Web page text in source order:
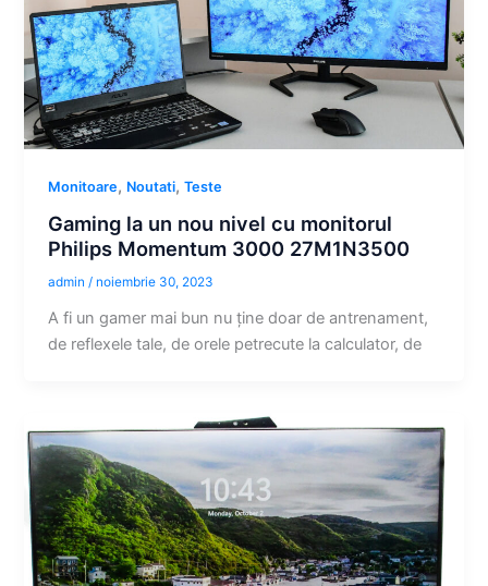
Monitoare, Noutati,Teste
Gaming la un nou nivel cu monitorul
Philips Momentum 3000 27M1N3500
admin/ noiembrie 30, 2023
A fi un gamer mai bun nu ține doar de antrenament,
de reflexele tale, de orele petrecute la calculator, de